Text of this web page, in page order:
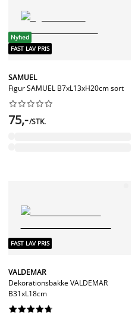
Nyhed
FAST LAV PRIS
SAMUEL
Figur SAMUEL B7xL13xH20cm sort






75,-/STK.
FAST LAV PRIS
VALDEMAR
Dekorationsbakke VALDEMAR
B31xL18cm





